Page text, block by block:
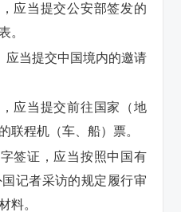
应当提交公安部签发的
。
应当提交中国境内的邀请
应当提交前往国家（地
联程机（车、船）票。
字签证，应当按照中国有
记者采访的规定履行审
料。